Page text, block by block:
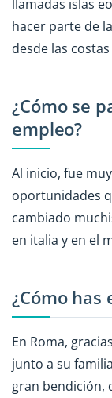
llamadas islas
hacer parte de
desde las
¿Cómo se
empleo?
Al inicio, fue
oportunidades
cambiado
en italia y en el
¿Cómo
En Roma,
junto a su
gran bendición,